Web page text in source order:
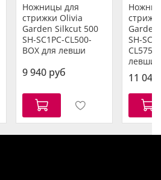
Ножницы для
стрижки Olivia
Garden Silkcut 500
SH-SC1PC-CL500-
BOX для левши
9 940 руб
SH-
CL575/
левши
11